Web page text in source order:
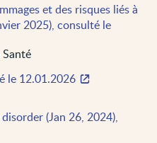
et des risques liés à
2025), consulté le
le 12.01.2026
(Jan 26, 2024),